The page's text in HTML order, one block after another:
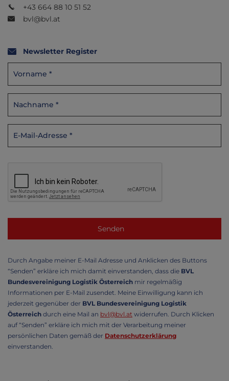
+43 664 88 10 51 52
bvl@bvl.at
Newsletter Register
Durch Angabe meiner E-Mail Adresse und Anklicken des Buttons
“Senden” erkläre ich mich damit einverstanden, dass die BVL
Bundesvereinigung Logistik Österreich mir regelmäßig
Informationen per E-Mail zusendet. Meine Einwilligung kann ich
jederzeit gegenüber der BVL Bundesvereinigung Logistik
Österreich durch eine Mail an bvl@bvl.at widerrufen. Durch Klicken
auf “Senden” erkläre ich mich mit der Verarbeitung meiner
persönlichen Daten gemäß der Datenschutzerklärung
einverstanden.